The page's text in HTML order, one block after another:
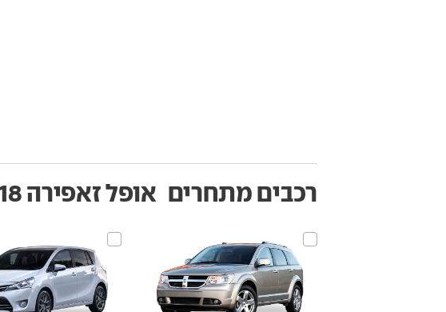
רכבים מתחרים אופל זאפירה‏ 2012-2018